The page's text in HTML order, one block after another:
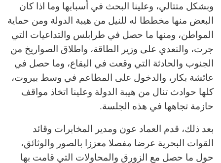
وبشكل متتالي، وعلينا البحث في أسبابها وما اذا كان
البعض منها مخططا له للنيل من هيبة الدولة ومن حماية
المواطن، ومنها ما حصل في طرابلس والتداعيات التي
جرت، والتعدي على وزير الطاقة، واطلاق الصواريخ من
الجنوب والحادثة التي وقعت في البقاع، وما حصل في
عائشة بكار، والدخول على المطاعم في وسط بيروت،
كلها حوادث تنال من هيبة الدولة وعلينا اتخاذ مواقف
حازمة تجاهها في هذه الجلسة.
بعد ذلك، قدم العماد عون ومدير المخابرات وقائد
القوات البحرية عرضا مفصلا معززا بالصور والوثائق،
حول ما حصل مع الزورق والمحاولات التي قامت بها